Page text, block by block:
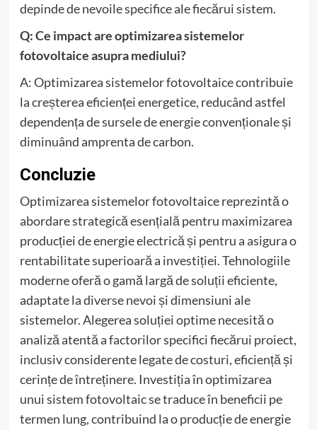
depinde de nevoile specifice ale fiecărui sistem.
Q: Ce impact are optimizarea sistemelor
fotovoltaice asupra mediului?
A: Optimizarea sistemelor fotovoltaice contribuie
la creșterea eficienței energetice, reducând astfel
dependența de sursele de energie convenționale și
diminuând amprenta de carbon.
Concluzie
Optimizarea sistemelor fotovoltaice reprezintă o
abordare strategică esențială pentru maximizarea
producției de energie electrică și pentru a asigura o
rentabilitate superioară a investiției. Tehnologiile
moderne oferă o gamă largă de soluții eficiente,
adaptate la diverse nevoi și dimensiuni ale
sistemelor. Alegerea soluției optime necesită o
analiză atentă a factorilor specifici fiecărui proiect,
inclusiv considerente legate de costuri, eficiență și
cerințe de întreținere. Investiția în optimizarea
unui sistem fotovoltaic se traduce în beneficii pe
termen lung, contribuind la o producție de energie